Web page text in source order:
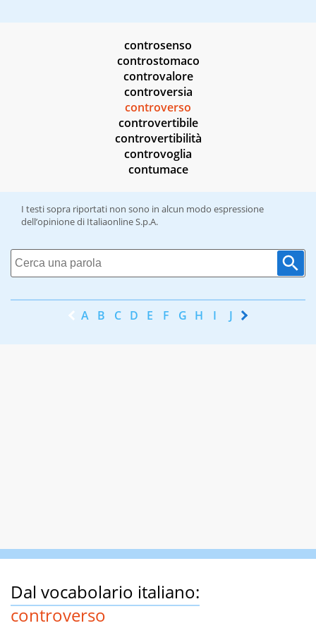
controsenso
controstomaco
controvalore
controversia
controverso
controvertibile
controvertibilità
controvoglia
contumace
I testi sopra riportati non sono in alcun modo espressione
dell’opinione di Italiaonline S.p.A.
A B C D E F G H I J K
Dal vocabolario italiano:
controverso